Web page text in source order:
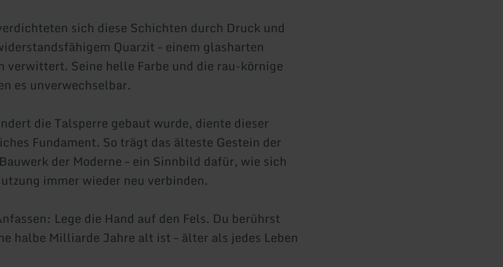
sich diese Schichten durch Druck und
Quarzit – einem glasharten
verwittert. Seine helle Farbe und die rau-körnige
es unverwechselbar.
die Talsperre gebaut wurde, diente dieser
Fundament. So trägt das älteste Gestein der
der Moderne – ein Sinnbild dafür, wie sich
immer wieder neu verbinden.
Lege die Hand auf den Fels. Du berührst
halbe Milliarde Jahre alt ist – älter als jedes Leben